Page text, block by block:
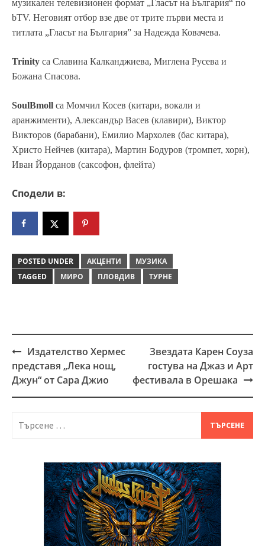
музикален телевизионен формат „Гласът на България“ по
bTV. Неговият отбор взе две от трите първи места и
титлата „Гласът на България” за Надежда Ковачева.
Trinity са Славина Калканджиева, Миглена Русева и
Божана Спасова.
SoulBmoll са Момчил Косев (китари, вокали и
аранжименти), Александър Васев (клавири), Виктор
Викторов (барабани), Емилио Мархолев (бас китара),
Христо Нейчев (китара), Мартин Бодуров (тромпет, хорн),
Иван Йорданов (саксофон, флейта)
Сподели в:
POSTED UNDER АКЦЕНТИ
МУЗИКА
TAGGED
МИРО ПЛОВДИВ ТУРНЕ
Post
navigation
Издателство Хермес
представя „Лека нощ,
Джун“ от Сара Джио
Звездата Карен Соуза
гостува на Джаз и Арт
фестивала в Орешака
Търсене